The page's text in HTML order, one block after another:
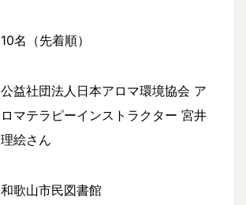
10名（先着順）
公益社団法人日本アロマ環境協会 ア
ロマテラピーインストラクター 宮井
理絵さん
和歌山市民図書館